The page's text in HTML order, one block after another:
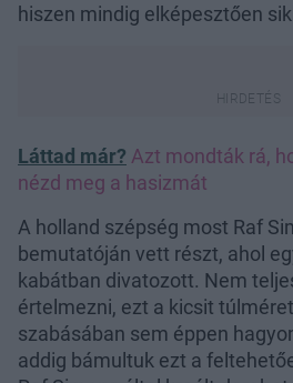
hiszen mindig elképesztően
Láttad már? Azt mondták rá,
nézd meg a hasizmát
A holland szépség most Raf
bemutatóján vett részt, ahol
kabátban divatozott. Nem
értelmezni, ezt a kicsit
szabásában sem éppen
addig bámultuk ezt a